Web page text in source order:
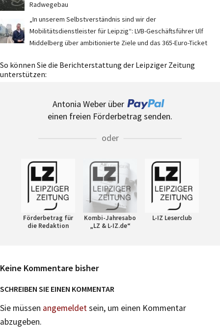
Radwegebau
„In unserem Selbstverständnis sind wir der
Mobilitätsdienstleister für Leipzig“: LVB-Geschäftsführer Ulf
Middelberg über ambitionierte Ziele und das 365-Euro-Ticket
So können Sie die Berichterstattung der Leipziger Zeitung
unterstützen:
Antonia Weber über
einen freien Förderbetrag senden.
oder
Förderbetrag für
die Redaktion
Kombi-Jahresabo
„LZ & L-IZ.de“
L-IZ Leserclub
Keine Kommentare bisher
SCHREIBEN SIE EINEN KOMMENTAR
Sie müssen angemeldetsein, um einen Kommentar
abzugeben.